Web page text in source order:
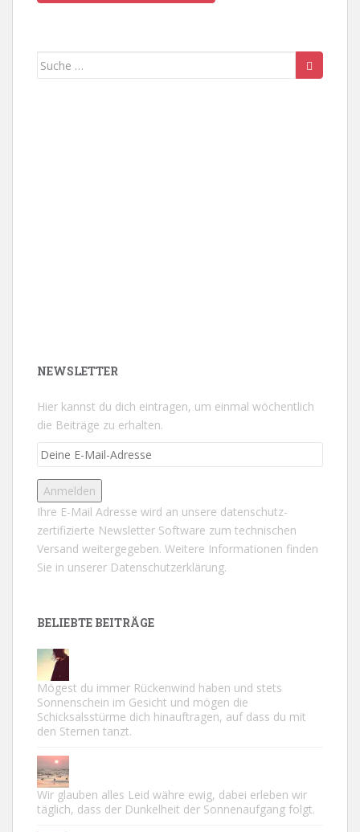
Suche
NEWSLETTER
Hier kannst du dich eintragen, um einmal wöchentlich
die Beiträge zu erhalten.
Ihre E-Mail Adresse wird an unsere datenschutz-
zertifizierte Newsletter Software zum technischen
Versand weitergegeben. Weitere Informationen finden
Sie in unserer Datenschutzerklärung.
BELIEBTE BEITRÄGE
Mögest du immer Rückenwind haben und stets
Sonnenschein im Gesicht und mögen die
Schicksalsstürme dich hinauftragen, auf dass du mit
den Sternen tanzt.
Wir glauben alles Leid währe ewig, dabei erleben wir
täglich, dass der Dunkelheit der Sonnenaufgang folgt.